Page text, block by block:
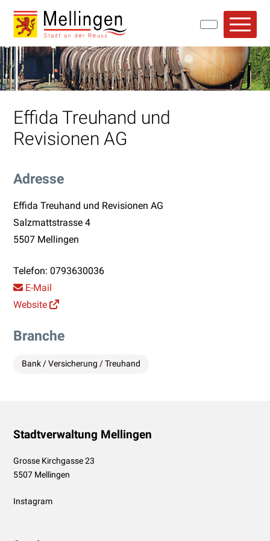
Navigieren in Mellingen
Schnellnavigation
Effida Treuhand und
Revisionen AG
Adresse
Effida Treuhand und Revisionen AG
Salzmattstrasse 4
5507 Mellingen
Telefon:0793630036
E-Mail
Website
Branche
Bank / Versicherung / Treuhand
Footer
Stadtverwaltung Mellingen
Grosse Kirchgasse 23
5507 Mellingen
Instagram